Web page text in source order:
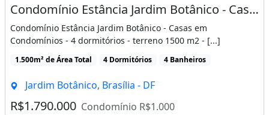
Condomínio Estância Jardim Botânico - Casas em Condomínios - 4 dormitórios - Jardim
Condomínio Estância Jardim Botânico - Casas em
Condomínios - 4 dormitórios - terreno 1500 m2 - [...]
1.500m² de Área Total 4 Dormitórios 4 Banheiros
Jardim Botânico, Brasília - DF
R$1.790.000 Condomínio R$1.000